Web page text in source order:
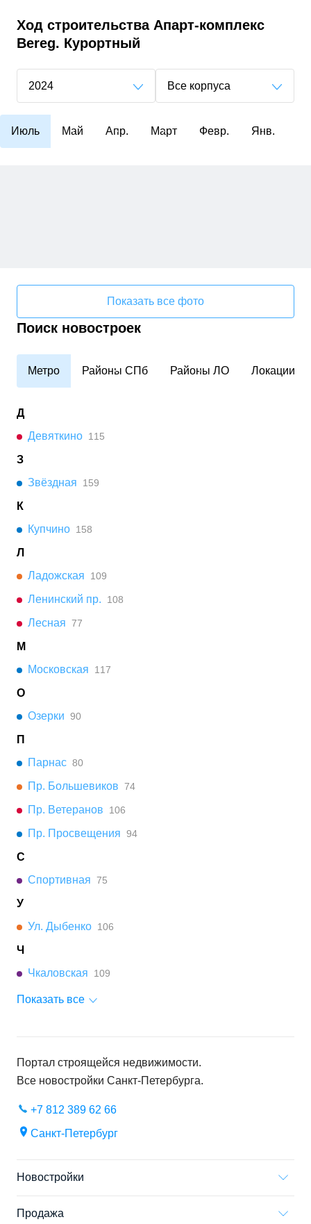
Ход строительства Апарт-комплекс
Bereg. Курортный
2024 Все корпуса
Июль Май Апр. Март Февр. Янв.
Показать все фото
Поиск новостроек
Метро Районы СПб Районы ЛО Локации
Д
Девяткино 115
З
Звёздная
159
К
Купчино 158
Л
Ладожская
109
Ленинский пр. 108
Лесная 77
М
Московская
117
О
Озерки 90
П
Парнас 80
Пр. Большевиков 74
Пр. Ветеранов 106
Пр. Просвещения 94
С
Спортивная 75
У
Ул. Дыбенко 106
Ч
Чкаловская
109
Показать все
Портал строящейся недвижимости.
Все новостройки Санкт-Петербурга.
+7 812 389 62 66
Санкт-Петербург
Новостройки
Продажа